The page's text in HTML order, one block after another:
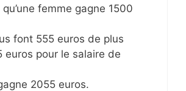
femme gagne 1500
font 555 euros de plus
euros pour le salaire de
2055 euros.